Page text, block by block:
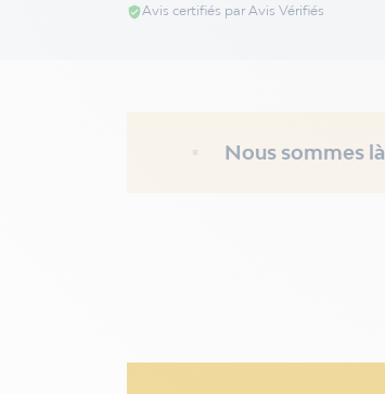
verified_userAvis certifiés par Avis Vérifiés
Nous sommes là